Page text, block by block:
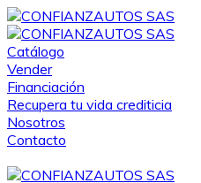
Catálogo
Vender
Financiación
Recupera tu vida crediticia
Nosotros
Contacto